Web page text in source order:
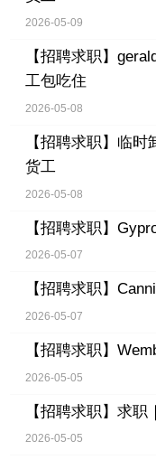
2026-05-09
【招聘求职】
工包吃住
2026-05-08
【招聘求职】 临时
货工
2026-05-08
【招聘求职】
2026-05-07
【招聘求职】
2026-05-07
【招聘求职】
2026-05-05
【招聘求职】 求职
2026-05-05